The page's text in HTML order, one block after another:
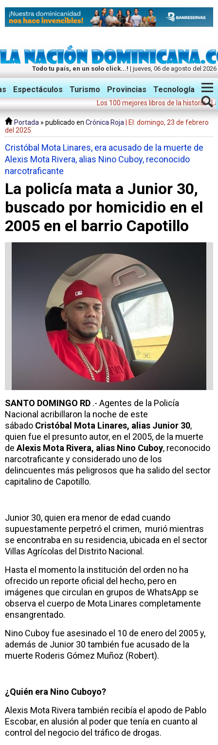
Todo tu país, en un solo click...! | jueves, 06 de agosto del 2026
Twitter Facebook Instagram
Espectáculos Turismo Provincias Tecnología
Los 100 mejores libros de la historia •La
Portada » publicado en Crónica Roja
| El: domingo, 23 de febrero
del 2025
Cristóbal Mota Linares, era acusado de la muerte de
Alexis Mota Rivera, alias Nino Cuboy, reconocido
narcotraficante
La policía mata a Junior 30,
buscado por homicidio en el
2005 en el barrio Capotillo
SANTO DOMINGO RD .- Agentes de la Policía
Nacional acribillaron la noche de este
sábado Cristóbal Mota Linares, alias Junior 30,
quien fue el presunto autor, en el 2005, de la muerte
de Alexis Mota Rivera, alias Nino Cuboy, reconocido
narcotraficante y considerado uno de los
delincuentes más peligrosos que ha salido del sector
capitalino de Capotillo.
Junior 30, quien era menor de edad cuando
supuestamente perpetró el crimen, murió mientras
se encontraba en su residencia, ubicada en el sector
Villas Agrícolas del Distrito Nacional.
Hasta el momento la institución del orden no ha
ofrecido un reporte oficial del hecho, pero en
imágenes que circulan en grupos de WhatsApp se
observa el cuerpo de Mota Linares completamente
ensangrentado.
Nino Cuboy fue asesinado el 10 de enero del 2005 y,
además de Junior 30 también fue acusado de la
muerte Roderis Gómez Muñoz (Robert).
¿Quién era Nino Cuboyo?
Alexis Mota Rivera también recibía el apodo de Pablo
Escobar, en alusión al poder que tenía en cuanto al
control del negocio del tráfico de drogas.